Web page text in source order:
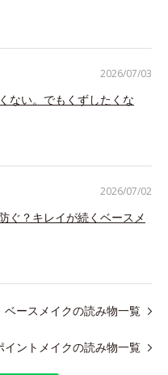
ない。でもくずしたくな
2026/07/03
ぐ？キレイが続くベースメ
2026/07/02
ベースメイクの読み物一覧
イントメイクの読み物一覧